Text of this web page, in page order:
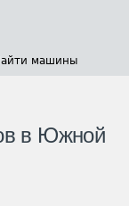
машины
в Южной